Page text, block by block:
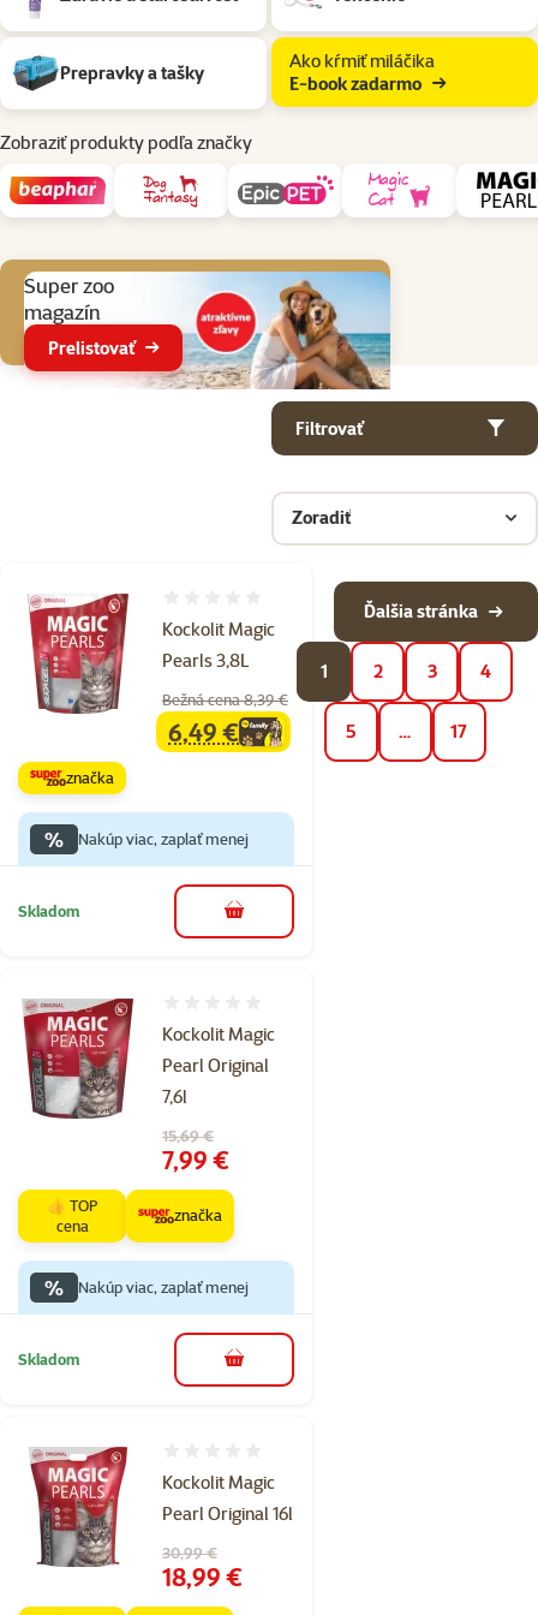
Prepravky a tašky
Ako kŕmiť miláčika
E-book zadarmo
Zobraziť produkty podľa značky
Super zoo
magazín
Prelistovať
Filtrovať
Zoradiť
Produkty v kategorii Chovateľské potreby pre fretky
Kockolit Magic
Pearls 3,8L
Bežná cena 8,39 €
familycena
6,49 €
značka
% Nakúp viac, zaplať menej
Skladom do košíka
Kockolit Magic
Pearl Original
7,6l
Pôvodná cena
15,69 €
Cena
7,99 €
👍 TOP
cena
značka
% Nakúp viac, zaplať menej
Skladom do košíka
Kockolit Magic
Pearl Original 16l
Pôvodná cena
30,99 €
Cena
18,99 €
1 2 3 4
5 … 17
Ďalšia stránka